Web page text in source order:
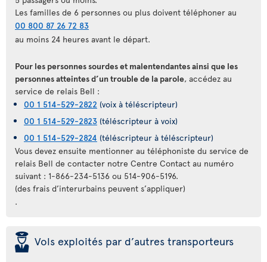
Les familles de 6 personnes ou plus doivent téléphoner au
00 800 87 26 72 83
au moins 24 heures avant le départ.
Pour les personnes sourdes et malentendantes ainsi que les
personnes atteintes d’un trouble de la parole, accédez au
service de relais Bell :
00 1 514-529-2822 (voix à téléscripteur)
00 1 514-529-2823 (téléscripteur à voix)
00 1 514-529-2824 (téléscripteur à téléscripteur)
Vous devez ensuite mentionner au téléphoniste du service de
relais Bell de contacter notre Centre Contact au numéro
suivant : 1-866-234-5136 ou 514-906-5196.
(des frais d’interurbains peuvent s’appliquer)
.
þ Vols exploités par d’autres transporteurs